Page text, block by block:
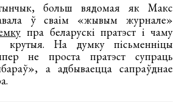
больш вядомая як Макс
ў сваім «жывым журнале»
пра беларускі пратэст і чаму
крутыя. На думку пісьменніцы
не проста пратэст супраць
а адбываецца сапраўднае